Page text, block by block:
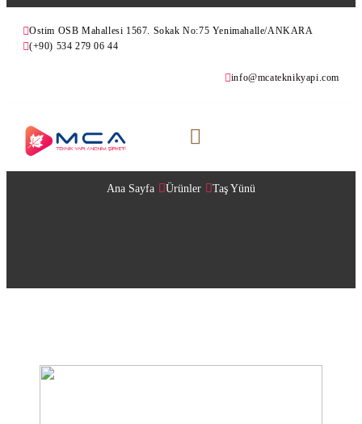
Ostim OSB Mahallesi 1567. Sokak No:75 Yenimahalle/ANKARA
(+90) 534 279 06 44
info@mcateknikyapi.com
TAŞ YÜNÜ
Ana Sayfa Ürünler Taş Yünü